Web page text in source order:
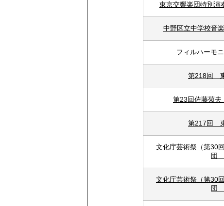
東京交響楽団特別
中野区立中学校音
フィルハーモ
第218回
第23回佐藤菊
第217回
文化庁芸術祭（第30
団
文化庁芸術祭（第30
団